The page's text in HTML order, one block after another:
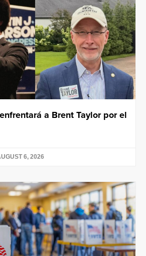
a Brent Taylor por el
6, 2026